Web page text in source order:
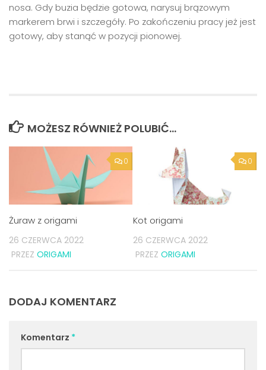
nosa. Gdy buzia będzie gotowa, narysuj brązowym
markerem brwi i szczegóły. Po zakończeniu pracy jeż jest
gotowy, aby stanąć w pozycji pionowej.
MOŻESZ RÓWNIEŻ POLUBIĆ…
0
Żuraw z origami
26 CZERWCA 2022
PRZEZ ORIGAMI
0
Kot origami
26 CZERWCA 2022
PRZEZ ORIGAMI
DODAJ KOMENTARZ
Komentarz *